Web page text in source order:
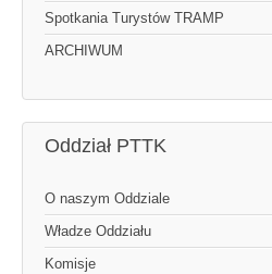
Spotkania Turystów TRAMP
ARCHIWUM
Oddział PTTK
O naszym Oddziale
Władze Oddziału
Komisje